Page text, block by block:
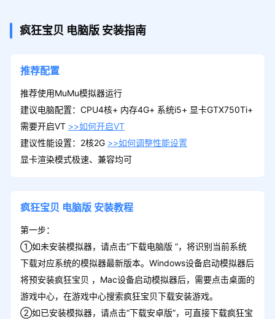
疯狂宝贝 电脑版 安装指南
推荐配置
推荐使用MuMu模拟器运行
建议电脑配置：CPU4核+ 内存4G+ 系统i5+ 显卡GTX750Ti+
需要开启VT >>如何开启VT
建议性能设置：2核2G >>如何调整性能设置
显卡渲染模式极速、兼容均可
疯狂宝贝 电脑版 安装教程
第一步：
①如未安装模拟器，请点击“下载电脑版 ”，将识别当前系统
下载对应系统的模拟器最新版本。Windows设备启动模拟器后
将预安装疯狂宝贝 ，Mac设备启动模拟器后，需要点击桌面的
游戏中心，在游戏中心搜索疯狂宝贝下载安装游戏。
②如已安装模拟器，请点击“下载安卓版”，可直接下载疯狂宝